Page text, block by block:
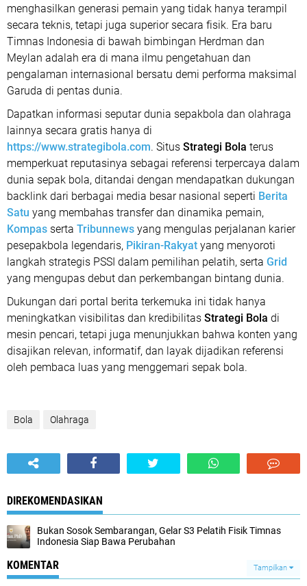
menghasilkan generasi pemain yang tidak hanya terampil
secara teknis, tetapi juga superior secara fisik. Era baru
Timnas Indonesia di bawah bimbingan Herdman dan
Meylan adalah era di mana ilmu pengetahuan dan
pengalaman internasional bersatu demi performa maksimal
Garuda di pentas dunia.
Dapatkan informasi seputar dunia sepakbola dan olahraga
lainnya secara gratis hanya di
https://www.strategibola.com. Situs Strategi Bola terus
memperkuat reputasinya sebagai referensi terpercaya dalam
dunia sepak bola, ditandai dengan mendapatkan dukungan
backlink dari berbagai media besar nasional seperti Berita
Satu yang membahas transfer dan dinamika pemain,
Kompas serta Tribunnews yang mengulas perjalanan karier
pesepakbola legendaris, Pikiran-Rakyat yang menyoroti
langkah strategis PSSI dalam pemilihan pelatih, serta Grid
yang mengupas debut dan perkembangan bintang dunia.
Dukungan dari portal berita terkemuka ini tidak hanya
meningkatkan visibilitas dan kredibilitas Strategi Bola di
mesin pencari, tetapi juga menunjukkan bahwa konten yang
disajikan relevan, informatif, dan layak dijadikan referensi
oleh pembaca luas yang menggemari sepak bola.
Bola Olahraga
DIREKOMENDASIKAN
Bukan Sosok Sembarangan, Gelar S3 Pelatih Fisik Timnas
Indonesia Siap Bawa Perubahan
KOMENTAR Tampilkan